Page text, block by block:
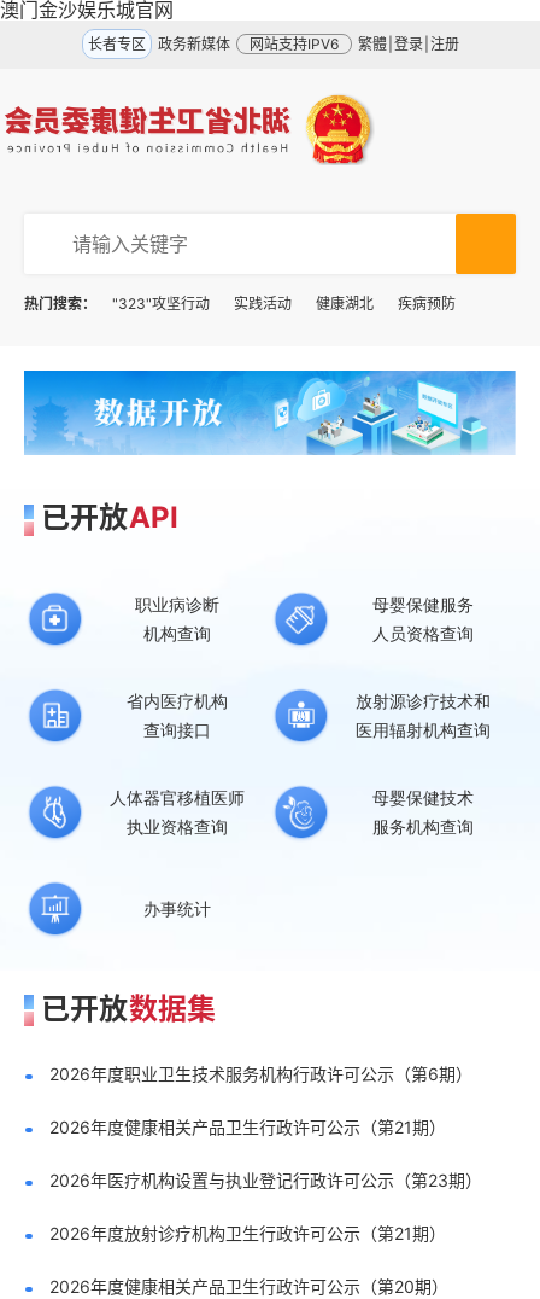
澳门金沙娱乐城官网
长者专区 政务新媒体 网站支持IPV6 繁體 登录 注册
热门搜索： "323"攻坚行动 实践活动 健康湖北 疾病预防
已开放API
职业病诊断
机构查询
母婴保健服务
人员资格查询
省内医疗机构
查询接口
放射源诊疗技术和
医用辐射机构查询
人体器官移植医师
执业资格查询
母婴保健技术
服务机构查询
办事统计
已开放数据集
2026年度职业卫生技术服务机构行政许可公示（第6期）
2026年度健康相关产品卫生行政许可公示（第21期）
2026年医疗机构设置与执业登记行政许可公示（第23期）
2026年度放射诊疗机构卫生行政许可公示（第21期）
2026年度健康相关产品卫生行政许可公示（第20期）